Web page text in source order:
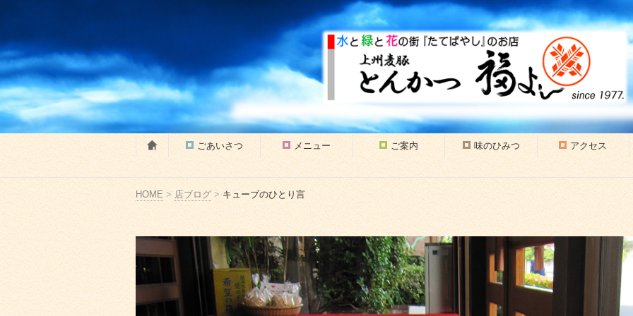
ごあいさつ メニュー ご案内 味のひみつ アクセス
HOME > 店ブログ > キューブのひとり言